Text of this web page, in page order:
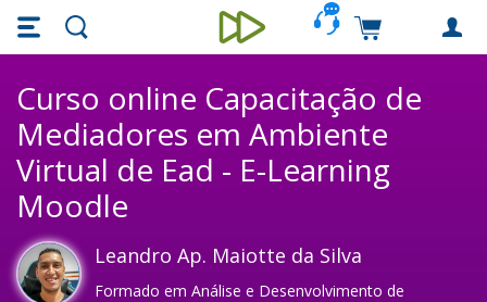
Skip main navigation
Skip to main content
Unieducar
Carrinho de
Curso online Capacitação de
Mediadores em Ambiente
Virtual de Ead - E-Learning
Moodle
Leandro Ap. Maiotte da Silva
Formado em Análise e Desenvolvimento de